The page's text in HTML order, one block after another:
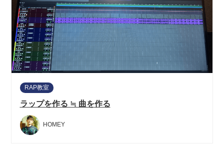
RAP教室
ラップを作る ≒ 曲を作る
HOMEY